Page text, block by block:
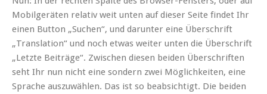
Mobilgeräten relativ weit unten auf dieser Seite findet Ihr
einen Button „Suchen“, und darunter eine Überschrift
„Translation“ und noch etwas weiter unten die Überschrift
„Letzte Beiträge“. Zwischen diesen beiden Überschriften
seht Ihr nun nicht eine sondern zwei Möglichkeiten, eine
Sprache auszuwählen. Das ist so beabsichtigt. Die beiden